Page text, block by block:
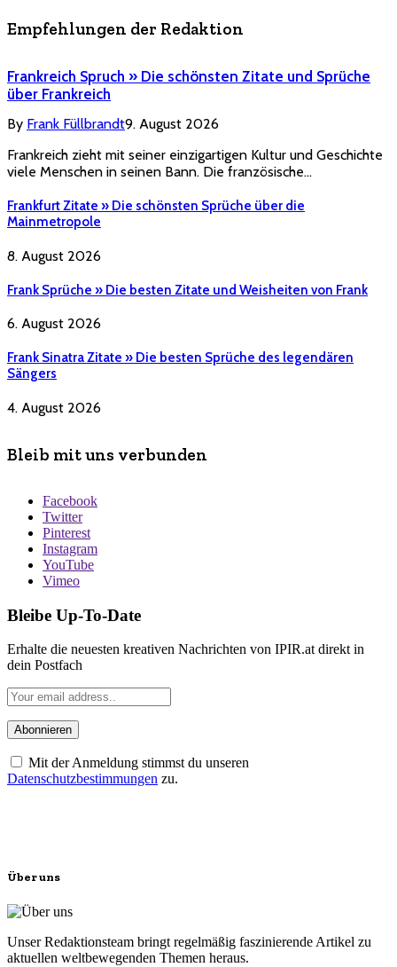
Empfehlungen der Redaktion
Frankreich Spruch » Die schönsten Zitate und Sprüche
über Frankreich
By Frank Füllbrandt9. August 2026
Frankreich zieht mit seiner einzigartigen Kultur und Geschichte
viele Menschen in seinen Bann. Die französische…
Frankfurt Zitate » Die schönsten Sprüche über die
Mainmetropole
8. August 2026
Frank Sprüche » Die besten Zitate und Weisheiten von Frank
6. August 2026
Frank Sinatra Zitate » Die besten Sprüche des legendären
Sängers
4. August 2026
Bleib mit uns verbunden
Facebook
Twitter
Pinterest
Instagram
YouTube
Vimeo
Bleibe Up-To-Date
Erhalte die neuesten kreativen Nachrichten von IPIR.at direkt in
dein Postfach
Mit der Anmeldung stimmst du unseren
Datenschutzbestimmungen zu.
Über uns
Unser Redaktionsteam bringt regelmäßig faszinierende Artikel zu
aktuellen weltbewegenden Themen heraus.